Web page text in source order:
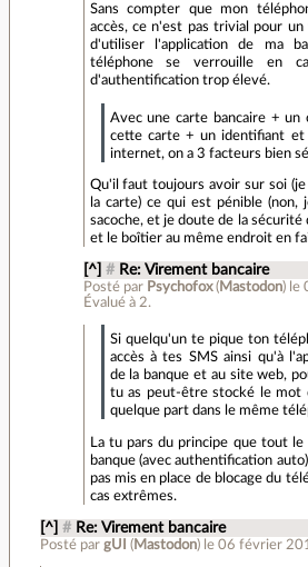
Sans compter que mon
accès, ce n'est pas trivial pour
d'utiliser l'application de ma
téléphone se verrouille en
d'authentification trop élevé.
Avec une carte bancaire +
cette carte + un identifiant
internet, on a 3 facteurs bien
Qu'il faut toujours avoir sur soi
la carte) ce qui est pénible (non,
sacoche, et je doute de la
et le boîtier au même endroit en
[^] # Re: Virement bancaire
Posté par Psychofox(Mastodon) le
Évalué à 2.
Si quelqu'un te pique ton
accès à tes SMS ainsi qu'à
de la banque et au site web,
tu as peut-être stocké le mot
quelque part dans le même
La tu pars du principe que tout
banque (avec authentification
pas mis en place de blocage du
cas extrêmes.
[^] # Re: Virement bancaire
Posté pargUI ( Mastodon) le 06 février